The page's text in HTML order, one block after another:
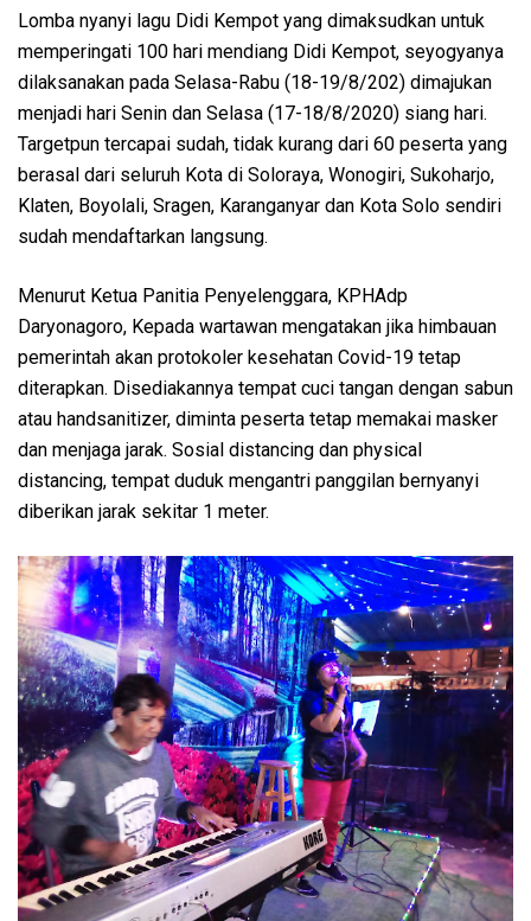
Lomba nyanyi lagu Didi Kempot yang dimaksudkan untuk
memperingati 100 hari mendiang Didi Kempot, seyogyanya
dilaksanakan pada Selasa-Rabu (18-19/8/202) dimajukan
menjadi hari Senin dan Selasa (17-18/8/2020) siang hari.
Targetpun tercapai sudah, tidak kurang dari 60 peserta yang
berasal dari seluruh Kota di Soloraya, Wonogiri, Sukoharjo,
Klaten, Boyolali, Sragen, Karanganyar dan Kota Solo sendiri
sudah mendaftarkan langsung.
Menurut Ketua Panitia Penyelenggara, KPHAdp
Daryonagoro, Kepada wartawan mengatakan jika himbauan
pemerintah akan protokoler kesehatan Covid-19 tetap
diterapkan. Disediakannya tempat cuci tangan dengan sabun
atau handsanitizer, diminta peserta tetap memakai masker
dan menjaga jarak. Sosial distancing dan physical
distancing, tempat duduk mengantri panggilan bernyanyi
diberikan jarak sekitar 1 meter.